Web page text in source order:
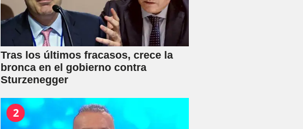
Tras los últimos fracasos, crece la
bronca en el gobierno contra
Sturzenegger
2